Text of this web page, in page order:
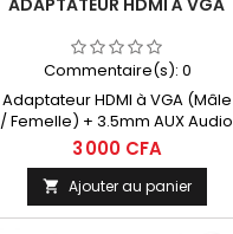
Commentaire(s):0
Adaptateur HDMI à VGA (Mâle
/ Femelle) + 3.5mm AUX Audio
Câble Résolution du produit
peut aller jusqu'à 720P / 1080i /
1080P
3 000 CFA
 Ajouter au panier